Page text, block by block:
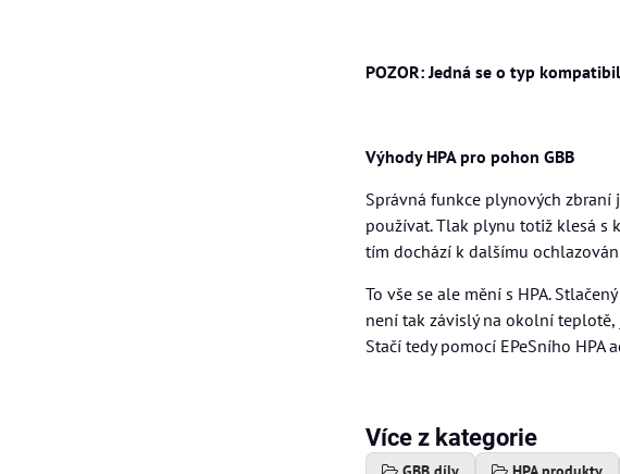
POZOR: Jedná se o typ
Výhody HPA pro pohon GBB
Správná funkce plynových
používat. Tlak plynu totiž klesá s
tím dochází k dalšímu
To vše se ale mění s HPA.
není tak závislý na okolní
Stačí tedy pomocí EPeSního
Více z kategorie